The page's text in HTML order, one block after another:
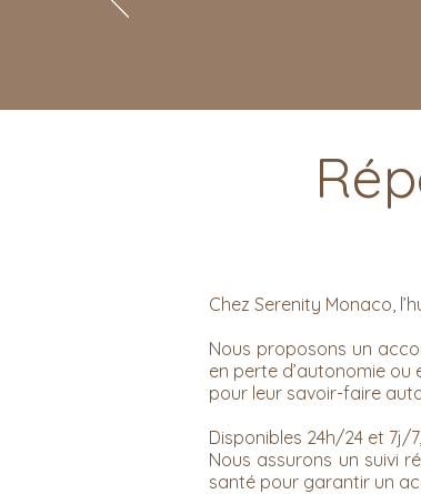
Chez Serenity Monaco,
Nous proposons un
en perte d’autonomie
pour leur savoir-faire
Disponibles 24h/24 et 7j/
Nous assurons un suivi
santé pour garantir un